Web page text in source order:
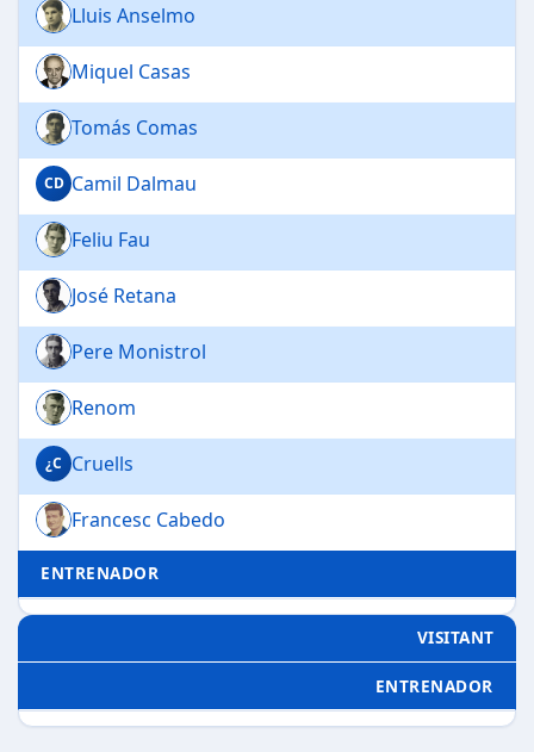
Lluis Anselmo
Miquel Casas
Tomás Comas
CD Camil Dalmau
Feliu Fau
José Retana
Pere Monistrol
Renom
¿C Cruells
Francesc Cabedo
ENTRENADOR
VISITANT
ENTRENADOR